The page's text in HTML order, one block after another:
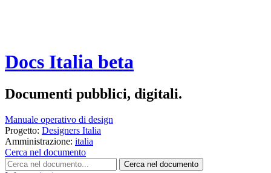
Docs Italia beta
Documenti pubblici, digitali.
Manuale operativo di design
Progetto: Designers Italia
Amministrazione: italia
Cerca nel documento
Cerca nel documento